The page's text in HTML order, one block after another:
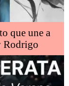
que une a
Rodrigo